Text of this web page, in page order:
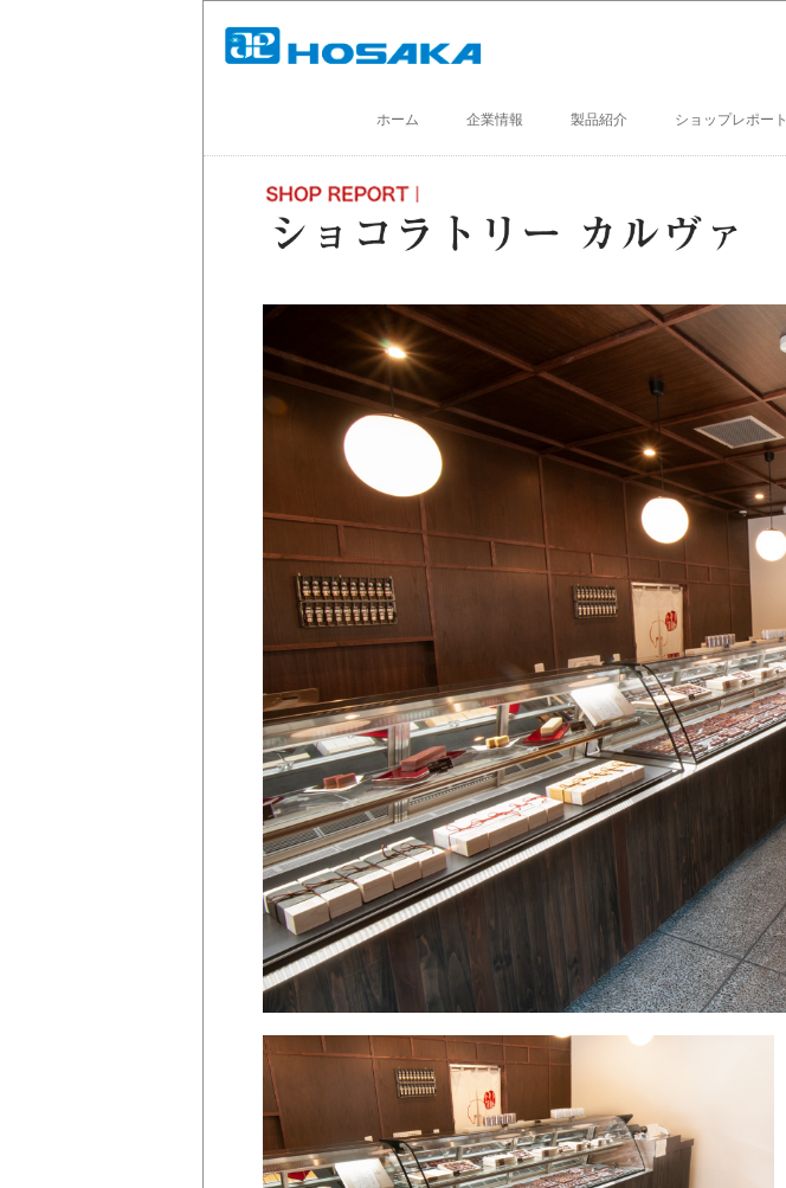
ホーム 企業情報 製品紹介 ショップレポート